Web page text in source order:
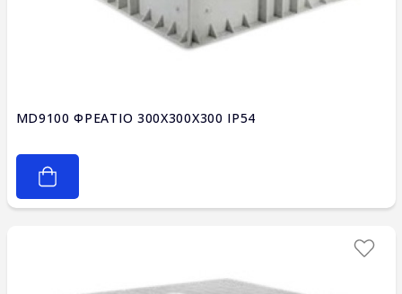
MD9100 ΦΡΕΑΤΙΟ 300X300X300 IP54